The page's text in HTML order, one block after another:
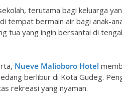
terutama bagi keluarga
tempat bermain air bagi anak-
tua yang ingin bersantai di
Nueve Malioboro Hotel
berlibur di Kota Gudeg.
rekreasi yang nyaman.